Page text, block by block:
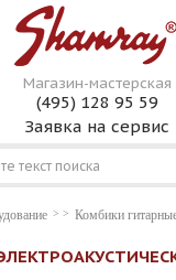
Магазин-мастерская
(495) 128 95 59
Заявка на сервис
Комбики